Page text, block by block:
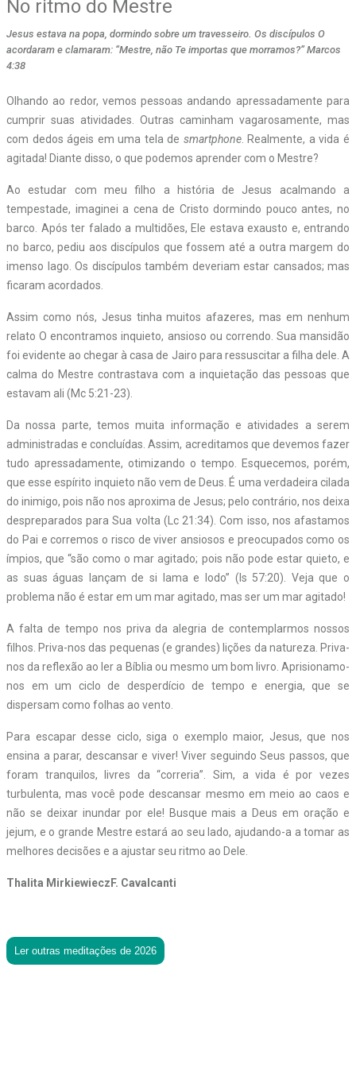
No ritmo do Mestre
Jesus estava na popa, dormindo sobre um travesseiro. Os discípulos O
acordaram e clamaram: “Mestre, não Te importas que morramos?” Marcos
4:38
Olhando ao redor, vemos pessoas andando apressadamente para
cumprir suas atividades. Outras caminham vagarosamente, mas
com dedos ágeis em uma tela de smartphone. Realmente, a vida é
agitada! Diante disso, o que podemos aprender com o Mestre?
Ao estudar com meu filho a história de Jesus acalmando a
tempestade, imaginei a cena de Cristo dormindo pouco antes, no
barco. Após ter falado a multidões, Ele estava exausto e, entrando
no barco, pediu aos discípulos que fossem até a outra margem do
imenso lago. Os discípulos também deveriam estar cansados; mas
ficaram acordados.
Assim como nós, Jesus tinha muitos afazeres, mas em nenhum
relato O encontramos inquieto, ansioso ou correndo. Sua mansidão
foi evidente ao chegar à casa de Jairo para ressuscitar a filha dele. A
calma do Mestre contrastava com a inquietação das pessoas que
estavam ali (Mc 5:21-23).
Da nossa parte, temos muita informação e atividades a serem
administradas e concluídas. Assim, acreditamos que devemos fazer
tudo apressadamente, otimizando o tempo. Esquecemos, porém,
que esse espírito inquieto não vem de Deus. É uma verdadeira cilada
do inimigo, pois não nos aproxima de Jesus; pelo contrário, nos deixa
despreparados para Sua volta (Lc 21:34). Com isso, nos afastamos
do Pai e corremos o risco de viver ansiosos e preocupados como os
ímpios, que “são como o mar agitado; pois não pode estar quieto, e
as suas águas lançam de si lama e lodo” (Is 57:20). Veja que o
problema não é estar em um mar agitado, mas ser um mar agitado!
A falta de tempo nos priva da alegria de contemplarmos nossos
filhos. Priva-nos das pequenas (e grandes) lições da natureza. Priva-
nos da reflexão ao ler a Bíblia ou mesmo um bom livro. Aprisionamo-
nos em um ciclo de desperdício de tempo e energia, que se
dispersam como folhas ao vento.
Para escapar desse ciclo, siga o exemplo maior, Jesus, que nos
ensina a parar, descansar e viver! Viver seguindo Seus passos, que
foram tranquilos, livres da “correria”. Sim, a vida é por vezes
turbulenta, mas você pode descansar mesmo em meio ao caos e
não se deixar inundar por ele! Busque mais a Deus em oração e
jejum, e o grande Mestre estará ao seu lado, ajudando-a a tomar as
melhores decisões e a ajustar seu ritmo ao Dele.
Thalita MirkiewieczF. Cavalcanti
Ler outras meditações de 2026